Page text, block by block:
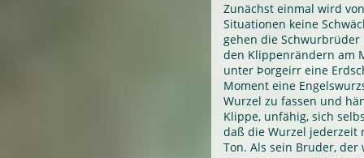
Zunächst einmal wird
Situationen keine
gehen die
den Klippenrändern am
unter Þorgeirr eine
Moment eine
Wurzel zu fassen und
Klippe, unfähig, sich
daß die Wurzel jederzeit
Ton. Als sein Bruder,